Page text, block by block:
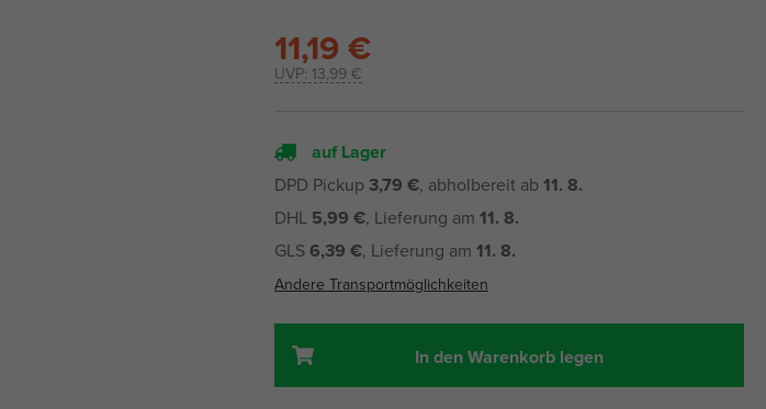
UVP: 13,99 €
11,19 €
auf Lager
DPD Pickup 3,79 €, abholbereit ab 11. 8.
DHL 5,99 €, Lieferung am 11. 8.
GLS6,39 €, Lieferung am 11. 8.
Andere Transportmöglichkeiten
In den Warenkorb legen